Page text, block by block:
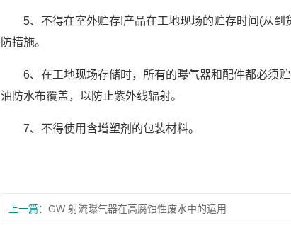
5、不得在室外贮存!产品在工地现场的贮存时间(从到
防措施。
6、在工地现场存储时，所有的曝气器和配件都必须贮
油防水布覆盖，以防止紫外线辐射。
7、不得使用含增塑剂的包装材料。
上一篇： GW 射流曝气器在高腐蚀性废水中的运用